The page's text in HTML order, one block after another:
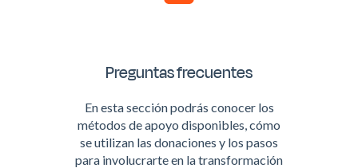
Preguntas frecuentes
En esta sección podrás conocer los
métodos de apoyo disponibles, cómo
se utilizan las donaciones y los pasos
para involucrarte en la transformación